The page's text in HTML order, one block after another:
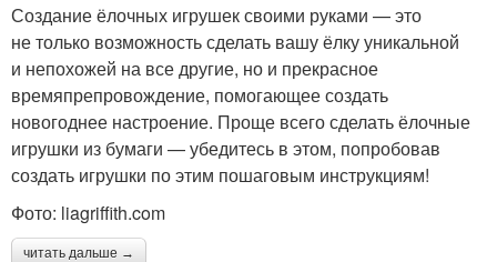
Создание ёлочных игрушек своими руками — это
не только возможность сделать вашу ёлку уникальной
и непохожей на все другие, но и прекрасное
времяпрепровождение, помогающее создать
новогоднее настроение. Проще всего сделать ёлочные
игрушки из бумаги — убедитесь в этом, попробовав
создать игрушки по этим пошаговым инструкциям!
Фото: liagriffith.com
читать дальше →